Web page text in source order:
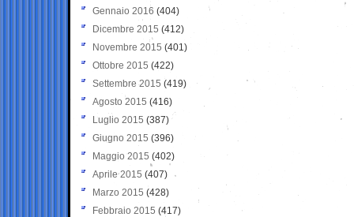
Gennaio 2016 (404)
Dicembre 2015 (412)
Novembre 2015 (401)
Ottobre 2015 (422)
Settembre 2015 (419)
Agosto 2015 (416)
Luglio 2015 (387)
Giugno 2015 (396)
Maggio 2015 (402)
Aprile 2015 (407)
Marzo 2015 (428)
Febbraio 2015 (417)